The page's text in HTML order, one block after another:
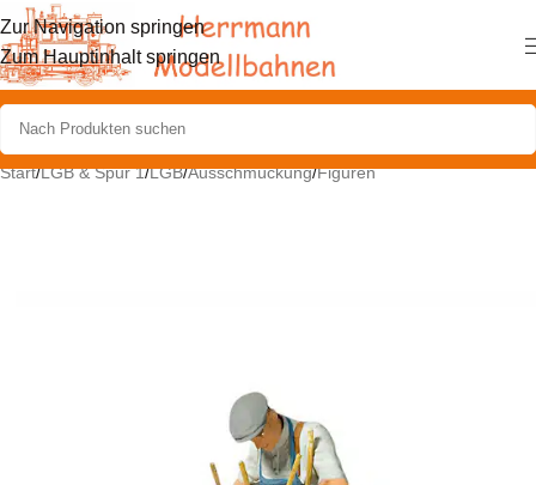
Zur Navigation springen
Zum Hauptinhalt springen
Start/LGB & Spur 1/LGB/Ausschmückung/Figuren